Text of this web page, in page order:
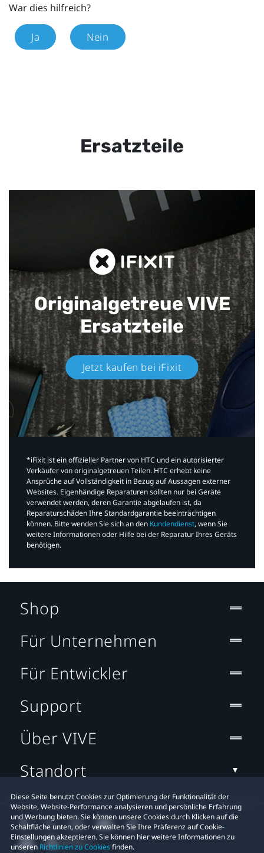
War dies hilfreich?
Ja Nein
Ersatzteile
Originalgetreue VIVE
Ersatzteile
Jetzt kaufen bei iFixit​
*iFixit ist ein offizieller Partner von HTC und ein autorisierter
Verkäufer von originalgetreuen Teilen. HTC erhebt keine
Ansprüche auf Vollständigkeit in Bezug auf Aussagen externer
Websites. Eigenhändige Reparaturen sollten nur bei Geräte
verwendet werden, deren Garantie abgelaufen ist, da
Reparaturschäden Ihre Standardgarantie beeinträchtigen
können. Bitte wenden Sie sich an den Kundendienst, wenn Sie
weitere Informationen oder Hilfe bei der Reparatur Ihres Geräts
benötigen.​
Diese Seite benutzt Cookies zur Optimierung der Funktionalität der
Website, Website-Performance analysieren und persönliche Erfahrung
und Werbung bieten. Sie können unsere Cookies durch Klicken auf die
Schaltfläche unten, oder verwalten Sie Ihre Präferenz auf Cookie-
Einstellungen akzeptieren. Sie können hier weitere Informationen zu
unseren Richtlinien zu Cookiesfinden.
Shop
Für Unternehmen
Für Entwickler
Support
Über VIVE
Standort